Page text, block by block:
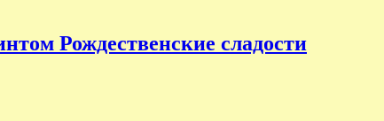
Рождественские сладости